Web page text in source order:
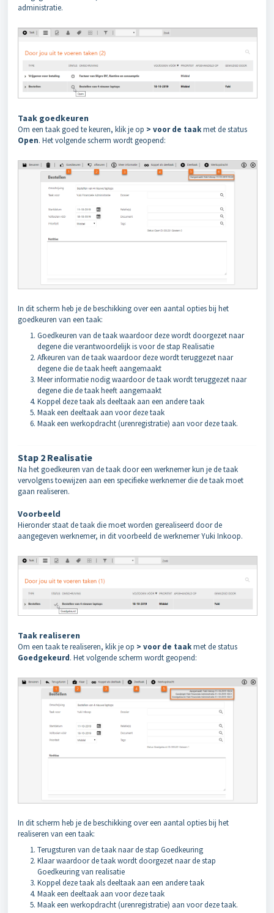
administratie.
Taak goedkeuren
Om een taak goed te keuren, klik je op > voor de taakmet de status
Open. Het volgende scherm wordt geopend:
In dit scherm heb je de beschikking over een aantal opties bij het
goedkeuren van een taak:
Goedkeuren van de taak waardoor deze wordt doorgezet naar
degene die verantwoordelijk is voor de stap Realisatie
Afkeuren van de taak waardoor deze wordt teruggezet naar
degene die de taak heeft aangemaakt
Meer informatie nodig waardoor de taak wordt teruggezet naar
degene die de taak heeft aangemaakt
Koppel deze taak als deeltaak aan een andere taak
Maak een deeltaak aan voor deze taak
Maak een werkopdracht (urenregistratie) aan voor deze taak.
Stap 2 Realisatie
Na het goedkeuren van de taak door een werknemer kun je de taak
vervolgens toewijzen aan een specifieke werknemer die de taak moet
gaan realiseren.
Voorbeeld
Hieronder staat de taak die moet worden gerealiseerd door de
aangegeven werknemer, in dit voorbeeld de werknemer Yuki Inkoop.
Taak realiseren
Om een taak te realiseren, klik je op > voor de taakmet de status
Goedgekeurd. Het volgende scherm wordt geopend:
In dit scherm heb je de beschikking over een aantal opties bij het
realiseren van een taak:
Terugsturen van de taak naar de stap Goedkeuring
Klaar waardoor de taak wordt doorgezet naar de stap
Goedkeuring van realisatie
Koppel deze taak als deeltaak aan een andere taak
Maak een deeltaak aan voor deze taak
Maak een werkopdracht (urenregistratie) aan voor deze taak.